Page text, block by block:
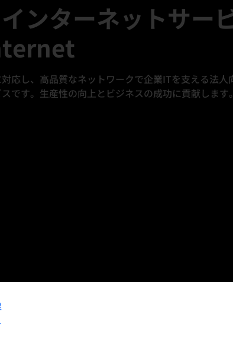
ンターネットサー
応し、高品質なネットワークで企業ITを支える法人
です。生産性の向上とビジネスの成功に貢献します。